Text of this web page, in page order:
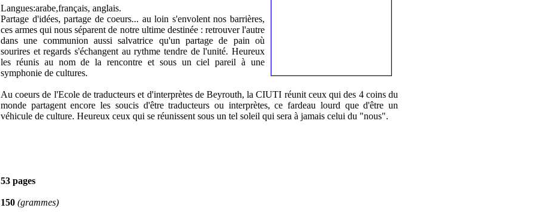
Langues:arabe,français, anglais.
Partage d'idées, partage de coeurs... au loin s'envolent nos barrières,
ces armes qui nous séparent de notre ultime destinée : retrouver l'autre
dans une communion aussi salvatrice qu'un partage de pain où
sourires et regards s'échangent au rythme tendre de l'unité. Heureux
les réunis au nom de la rencontre et sous un ciel pareil à une
symphonie de cultures.
Au coeurs de l'Ecole de traducteurs et d'interprètes de Beyrouth, la CIUTI réunit ceux qui des 4 coins du
monde partagent encore les soucis d'être traducteurs ou interprètes, ce fardeau lourd que d'être un
véhicule de culture. Heureux ceux qui se réunissent sous un tel soleil qui sera à jamais celui du "nous".
53 pages
150 (grammes)